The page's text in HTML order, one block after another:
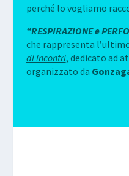
perché lo vogliamo
“RESPIRAZIONE e
che rappresenta
di incontri, dedicato ad
organizzato da